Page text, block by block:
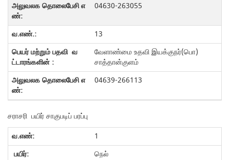
04630-263055
13
வேளாண்மை உதவி இயக்குநர்(பொ)
சாத்தான்குளம்
04639-266113
சராசரி பயிர் சாகுபடிப் பரப்பு
1
நெல்